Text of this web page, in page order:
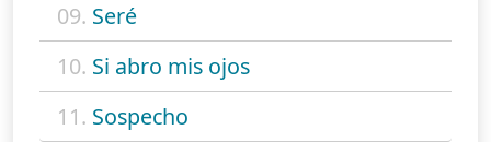
09. Seré
10. Si abro mis ojos
11. Sospecho